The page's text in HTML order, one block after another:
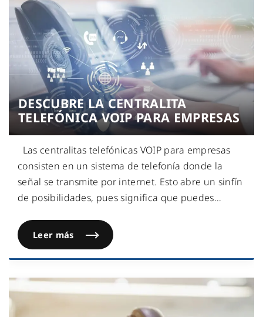
DESCUBRE LA CENTRALITA
TELEFÓNICA VOIP PARA EMPRESAS
Las centralitas telefónicas VOIP para empresas
consisten en un sistema de telefonía donde la
señal se transmite por internet. Esto abre un sinfín
de posibilidades, pues significa que puedes…
Leer más